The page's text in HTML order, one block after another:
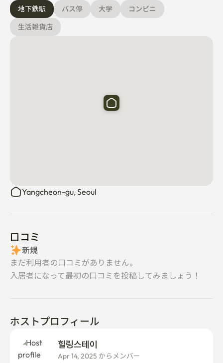
地下鉄駅 バス停 大学
コンビニ
生活雑貨店
Yangcheon-gu, Seoul
口コミ
新規
まだ利用者の口コミがありません。
入居者になって最初の口コミを投稿してみましょう！
ホストプロフィール
Apr 14, 2025 からメンバー